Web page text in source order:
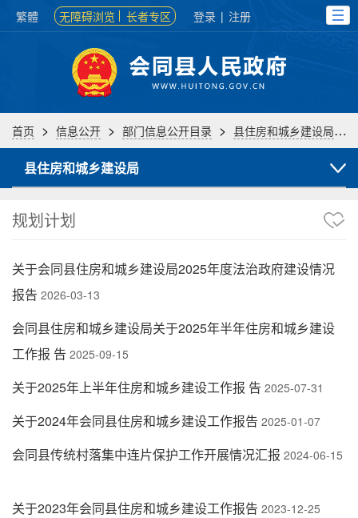
繁體 无障碍浏览 长者专区 登录 | 注册
首页 > 信息公开 > 部门信息公开目录 > 县住房和城乡建设局 >
县住房和城乡建设局
规划计划
关于会同县住房和城乡建设局2025年度法治政府建设情况
报告 2026-03-13
会同县住房和城乡建设局关于2025年半年住房和城乡建设
工作报 告 2025-09-15
关于2025年上半年住房和城乡建设工作报 告 2025-07-31
关于2024年会同县住房和城乡建设工作报告 2025-01-07
会同县传统村落集中连片保护工作开展情况汇报 2024-06-15
关于2023年会同县住房和城乡建设工作报告 2023-12-25